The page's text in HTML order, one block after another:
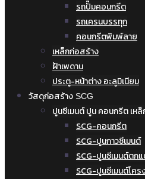
รถปั๊มคอนกรีต
รถเครนบรรทุก
คอนกรีตพิมพ์ลาย
เหล็กก่อสร้าง
ฝ้าเพดาน
ประตู-หน้าต่าง อะลูมิเนียม
วัสดุก่อสร้าง SCG
ปูนซีเมนต์ ปูน คอนกรีต เหล็
SCG-คอนกรีต
SCG-ปูนกาวซีเมนต์
SCG-ปูนซีเมนต์ตก
SCG-ปูนซีเมนต์โคร